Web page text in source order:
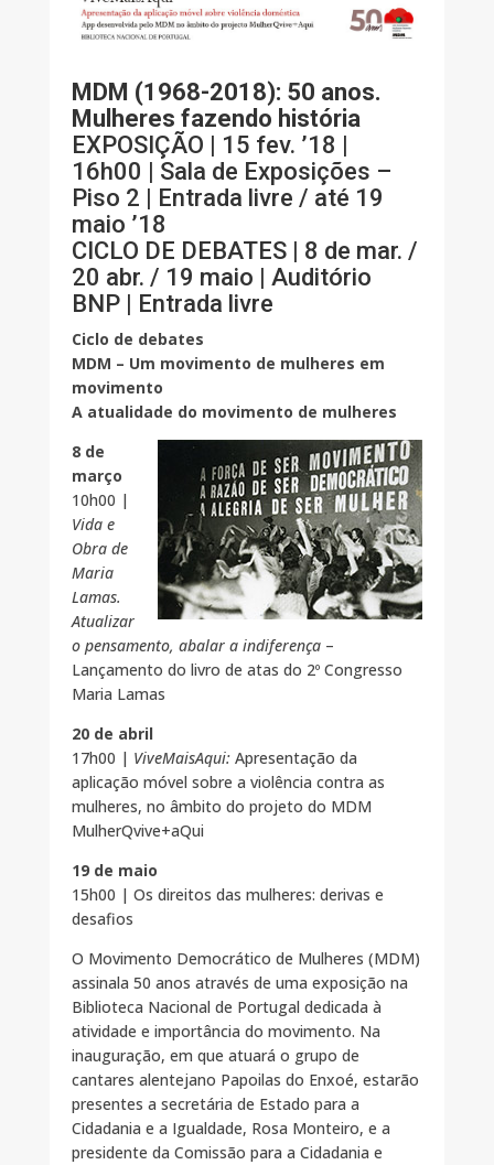
MDM (1968-2018): 50 anos.
Mulheres fazendo história
EXPOSIÇÃO | 15 fev. ’18 |
16h00 | Sala de Exposições –
Piso 2 | Entrada livre / até 19
maio ’18
CICLO DE DEBATES | 8 de mar. /
20 abr. / 19 maio | Auditório
BNP | Entrada livre
Ciclo de debates
MDM – Um movimento de mulheres em
movimento
A atualidade do movimento de mulheres
8 de
março
10h00 |
Vida e
Obra de
Maria
Lamas.
Atualizar
o pensamento, abalar a indiferença–
Lançamento do livro de atas do 2º Congresso
Maria Lamas
20 de abril
17h00 | ViveMaisAqui:Apresentação da
aplicação móvel sobre a violência contra as
mulheres, no âmbito do projeto do MDM
MulherQvive+aQui
19 de maio
15h00 | Os direitos das mulheres: derivas e
desafios
O Movimento Democrático de Mulheres (MDM)
assinala 50 anos através de uma exposição na
Biblioteca Nacional de Portugal dedicada à
atividade e importância do movimento. Na
inauguração, em que atuará o grupo de
cantares alentejano Papoilas do Enxoé, estarão
presentes a secretária de Estado para a
Cidadania e a Igualdade, Rosa Monteiro, e a
presidente da Comissão para a Cidadania e